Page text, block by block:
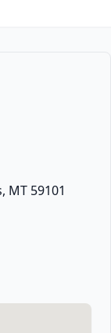
MT 59101